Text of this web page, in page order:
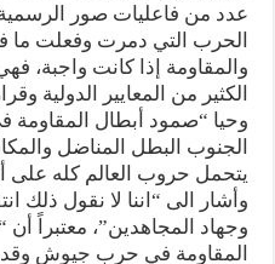
عدد من فاعليات صور الرسمية
الحرب التي دمرت وفعلت ما
والمقاومة إذا كانت واجبة،
الكثير من المعايير الدولية
وحيا “صمود أبطال
الجنوب البطل المناضل
يتحمل حروب العالم كله على
وأشار الى “اننا لا نقول ذلك
وجهاد المجاهدين”، معتبراً
المقاومة في حرب جيوش